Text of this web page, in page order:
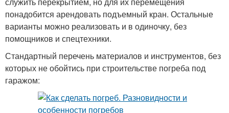
понадобится арендовать подъемный кран. Остальные
варианты можно реализовать и в одиночку, без
помощников и спецтехники.
Стандартный перечень материалов и инструментов, без
которых не обойтись при строительстве погреба под
гаражом: